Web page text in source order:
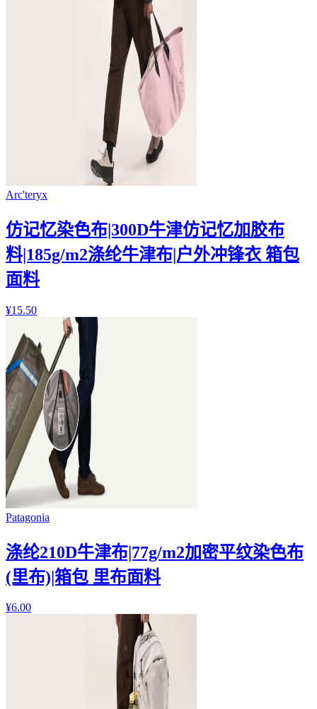
Arc'teryx
仿记忆染色布|300D牛津仿记忆加胶布
料|185g/m2涤纶牛津布|户外冲锋衣 箱包
面料
¥15.50
Patagonia
涤纶210D牛津布|77g/m2加密平纹染色布
(里布)|箱包 里布面料
¥6.00